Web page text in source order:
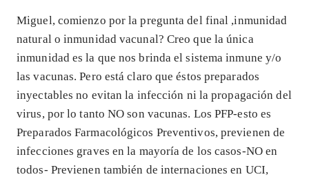
Miguel, comienzo por la pregunta del final ,inmunidad
natural o inmunidad vacunal? Creo que la única
inmunidad es la que nos brinda el sistema inmune y/o
las vacunas. Pero está claro que éstos preparados
inyectables no evitan la infección ni la propagación del
virus, por lo tanto NO son vacunas. Los PFP-esto es
Preparados Farmacológicos Preventivos, previenen de
infecciones graves en la mayoría de los casos-NO en
todos- Previenen también de internaciones en UCI,